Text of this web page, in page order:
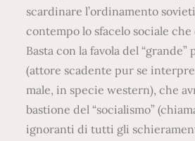
scardinare l’ordinamento
contempo lo sfacelo sociale che
Basta con la favola del “grande”
(attore scadente pur se
male, in specie western), che
bastione del “socialismo”
ignoranti di tutti gli